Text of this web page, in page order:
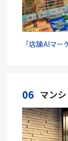
「店舗AIマ
06 マン